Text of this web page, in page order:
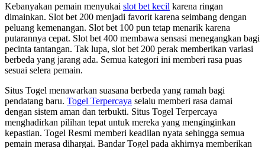
Kebanyakan pemain menyukai slot bet kecil karena ringan
dimainkan. Slot bet 200 menjadi favorit karena seimbang dengan
peluang kemenangan. Slot bet 100 pun tetap menarik karena
putarannya cepat. Slot bet 400 membawa sensasi menegangkan bagi
pecinta tantangan. Tak lupa, slot bet 200 perak memberikan variasi
berbeda yang jarang ada. Semua kategori ini memberi rasa puas
sesuai selera pemain.
Situs Togel menawarkan suasana berbeda yang ramah bagi
pendatang baru. Togel Terpercaya selalu memberi rasa damai
dengan sistem aman dan terbukti. Situs Togel Terpercaya
menghadirkan pilihan tepat untuk mereka yang menginginkan
kepastian. Togel Resmi memberi keadilan nyata sehingga semua
pemain merasa dihargai. Bandar Togel pada akhirnya memberikan